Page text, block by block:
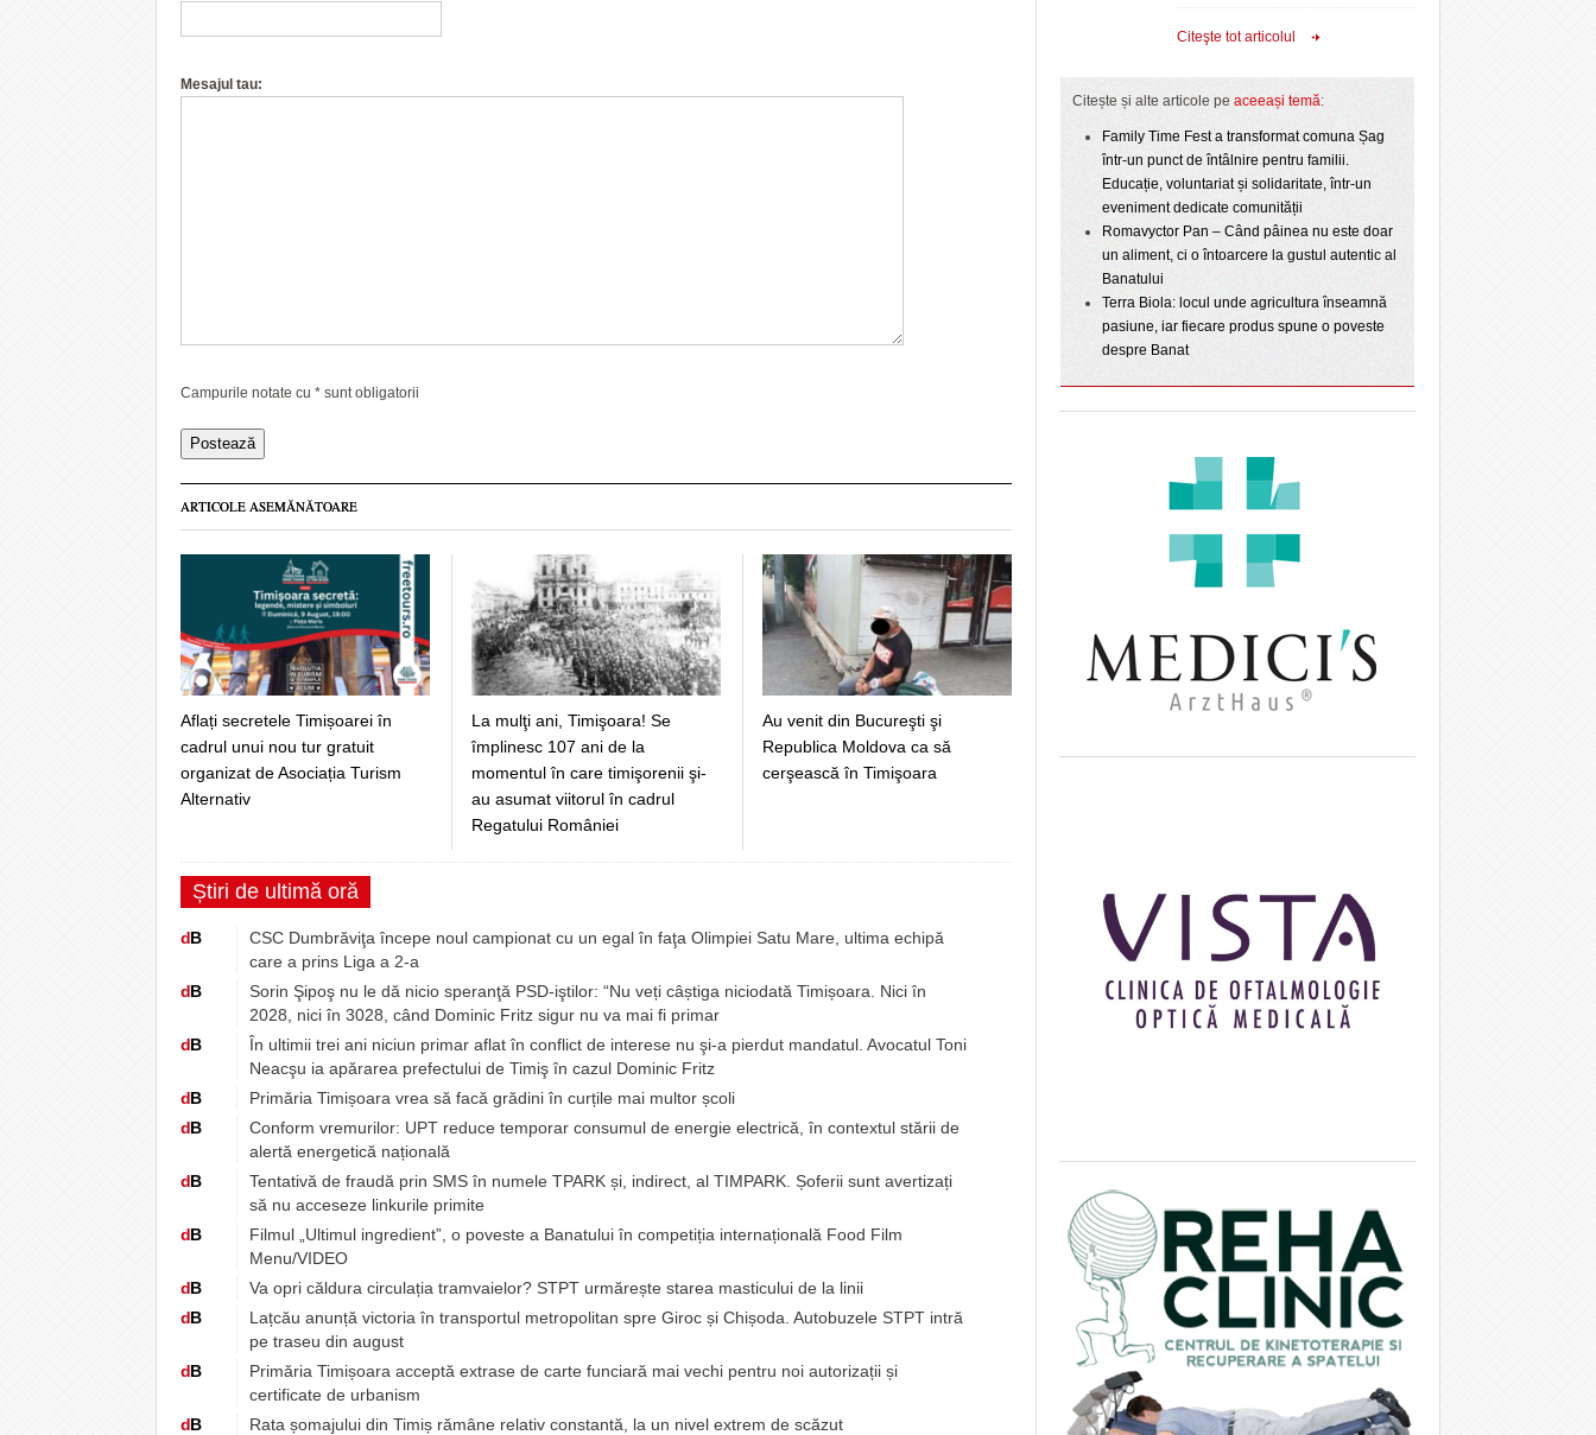
Mesajul tau:
Campurile notate cu * sunt obligatorii
ARTICOLE ASEMĂNĂTOARE
Aflați secretele Timișoarei în
cadrul unui nou tur gratuit
organizat de Asociația Turism
Alternativ
La mulţi ani, Timişoara! Se
împlinesc 107 ani de la
momentul în care timişorenii şi-
au asumat viitorul în cadrul
Regatului României
Au venit din Bucureşti şi
Republica Moldova ca să
cerşească în Timişoara
Știri de ultimă oră
dB
CSC Dumbrăviţa începe noul campionat cu un egal în faţa Olimpiei Satu Mare, ultima echipă
care a prins Liga a 2-a
dB
Sorin Şipoş nu le dă nicio speranţă PSD-iştilor: “Nu veți câștiga niciodată Timișoara. Nici în
2028, nici în 3028, când Dominic Fritz sigur nu va mai fi primar
dB
În ultimii trei ani niciun primar aflat în conflict de interese nu şi-a pierdut mandatul. Avocatul Toni
Neacşu ia apărarea prefectului de Timiş în cazul Dominic Fritz
dB
Primăria Timișoara vrea să facă grădini în curțile mai multor școli
dB
Conform vremurilor: UPT reduce temporar consumul de energie electrică, în contextul stării de
alertă energetică națională
dB
Tentativă de fraudă prin SMS în numele TPARK și, indirect, al TIMPARK. Șoferii sunt avertizați
să nu acceseze linkurile primite
dB
Filmul „Ultimul ingredient”, o poveste a Banatului în competiția internațională Food Film
Menu/VIDEO
dB
Va opri căldura circulația tramvaielor? STPT urmărește starea masticului de la linii
dB
Lațcău anunță victoria în transportul metropolitan spre Giroc și Chișoda. Autobuzele STPT intră
pe traseu din august
dB
Primăria Timișoara acceptă extrase de carte funciară mai vechi pentru noi autorizații și
certificate de urbanism
dB
Rata șomajului din Timiș rămâne relativ constantă, la un nivel extrem de scăzut
Citeşte tot articolul
Citește și alte articole pe aceeași temă:
Family Time Fest a transformat comuna Șag
într-un punct de întâlnire pentru familii.
Educație, voluntariat și solidaritate, într-un
eveniment dedicate comunității
Romavyctor Pan – Când pâinea nu este doar
un aliment, ci o întoarcere la gustul autentic al
Banatului
Terra Biola: locul unde agricultura înseamnă
pasiune, iar fiecare produs spune o poveste
despre Banat